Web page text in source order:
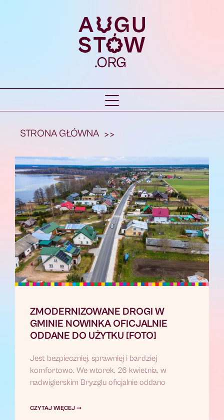
STRONA GŁÓWNA >>
ZMODERNIZOWANE DROGI W
GMINIE NOWINKA OFICJALNIE
ODDANE DO UŻYTKU [FOTO]
Jest bezpieczniej, sprawniej i bardziej
komfortowo. We wtorek, 26 kwietnia, w
nadwigierskim Bryzglu oficjalnie oddano
CZYTAJ WIĘCEJ ➞